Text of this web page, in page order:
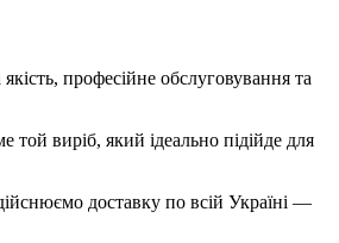
професійне обслуговування та
виріб, який ідеально підійде для
доставку по всій Україні —